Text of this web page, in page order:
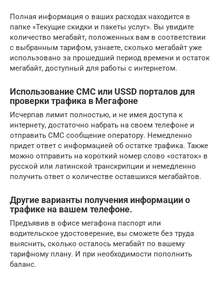
Полная информация о ваших расходах находится в
папке «Текущие скидки и пакеты услуг». Вы увидите
количество мегабайт, положенных вам в соответствии
с выбранным тарифом, узнаете, сколько мегабайт уже
использовано за прошедший период времени и остаток
мегабайт, доступный для работы с интернетом.
Использование СМС или USSD порталов для
проверки трафика в Мегафоне
Исчерпав лимит полностью, и не имея доступа к
интернету, достаточно набрать на своем телефоне и
отправить СМС сообщение оператору. Немедленно
придет ответ с информацией об остатке трафика. Также
можно отправить на короткий номер слово «остаток» в
русской или латинской транскрипции и немедленно
получить ответ о количестве оставшихся мегабайтов.
Другие варианты получения информации о
трафике на вашем телефоне.
Предъявив в офисе мегафона паспорт или
водительское удостоверение, вы сможете без труда
выяснить, сколько осталось мегабайт по вашему
тарифному плану. И при необходимости пополнить
баланс.